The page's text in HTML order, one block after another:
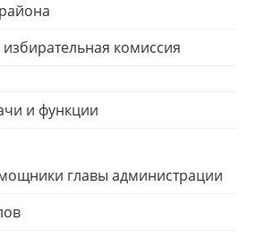
комиссия
и функции
главы администрации